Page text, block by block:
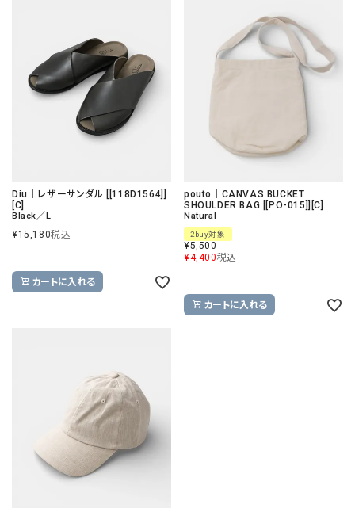
Diu｜レザーサンダル [[118D1564]]
[C]
Black／L
¥15,180税込
カートに入れる
pouto｜CANVAS BUCKET
SHOULDER BAG [[PO-015]][C]
Natural
2buy対象
¥5,500
¥4,400税込
カートに入れる